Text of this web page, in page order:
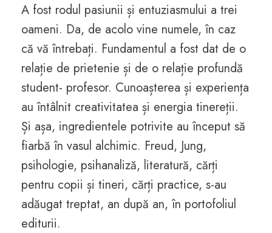
A fost rodul pasiunii și entuziasmului a trei
oameni. Da, de acolo vine numele, în caz
că vă întrebați. Fundamentul a fost dat de o
relație de prietenie și de o relație profundă
student- profesor. Cunoașterea și experiența
au întâlnit creativitatea și energia tinereții.
Și așa, ingredientele potrivite au început să
fiarbă în vasul alchimic. Freud, Jung,
psihologie, psihanaliză, literatură, cărți
pentru copii și tineri, cărți practice, s-au
adăugat treptat, an după an, în portofoliul
editurii.